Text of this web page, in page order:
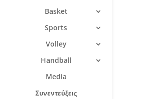
Basket
Sports
Volley
Handball
Media
Συνεντεύξεις